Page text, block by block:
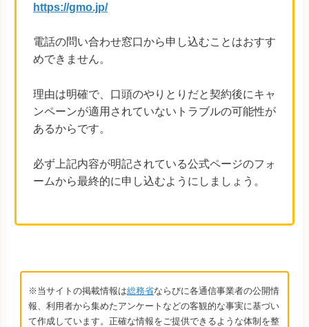
https://gmo.jp/
電話の問い合わせ窓口から申し込むことはおすす
めできません。
理由は明確で、口頭のやりとりだと契約後にキャ
ンペーンが適用されていないトラブルの可能性が
あるからです。
必ず上記内容が明記されている公式ページのフォ
ームから最終的に申し込むようにしましょう。
※当サイトの掲載情報は総務省ならびに各通信事業者の公開情
報、利用者から集めたアンケートなどの客観的な事実に基づい
て作成しています。正確な情報をご提供できるような体制を整